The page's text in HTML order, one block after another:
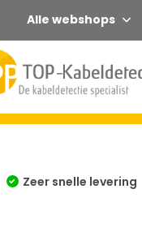
Alle webshops
Zeer snelle levering